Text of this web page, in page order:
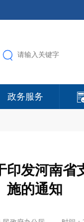
政务服务
发河南省
施的通知